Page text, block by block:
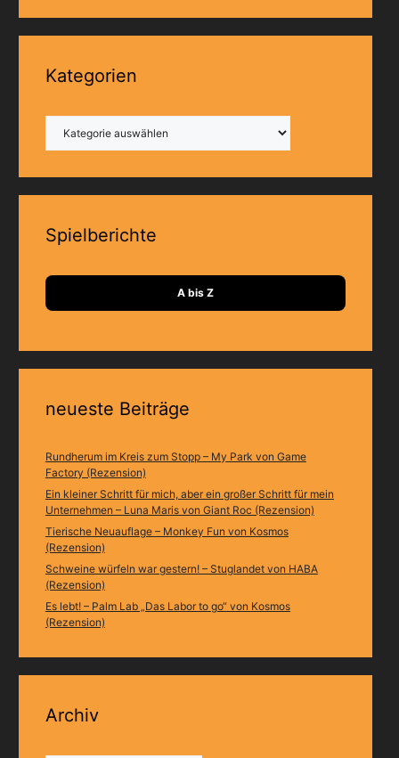
Kategorien
Spielberichte
A bis Z
neueste Beiträge
Rundherum im Kreis zum Stopp – My Park von Game
Factory (Rezension)
Ein kleiner Schritt für mich, aber ein großer Schritt für mein
Unternehmen – Luna Maris von Giant Roc (Rezension)
Tierische Neuauflage – Monkey Fun von Kosmos
(Rezension)
Schweine würfeln war gestern! – Stuglandet von HABA
(Rezension)
Es lebt! – Palm Lab „Das Labor to go“ von Kosmos
(Rezension)
Archiv